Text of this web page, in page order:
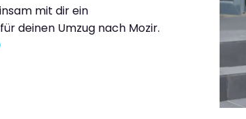
mit dir ein
für deinen Umzug nach Mozir.